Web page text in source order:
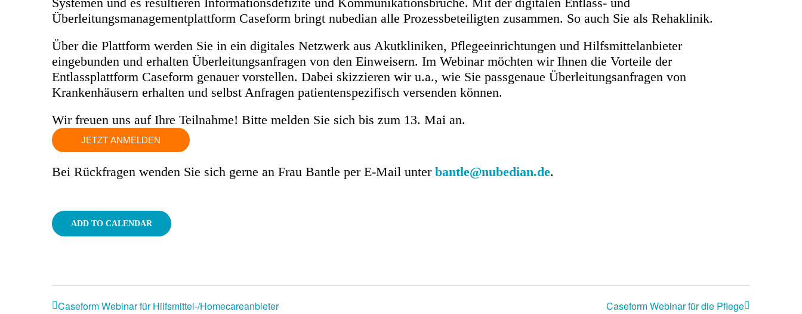
Überleitungsmanagementplattform Caseform bringt nubedian alle Prozessbeteiligten zusammen. So auch Sie als Rehaklinik.
Über die Plattform werden Sie in ein digitales Netzwerk aus Akutkliniken, Pflegeeinrichtungen und Hilfsmittelanbieter
eingebunden und erhalten Überleitungsanfragen von den Einweisern. Im Webinar möchten wir Ihnen die Vorteile der
Entlassplattform Caseform genauer vorstellen. Dabei skizzieren wir u.a., wie Sie passgenaue Überleitungsanfragen von
Krankenhäusern erhalten und selbst Anfragen patientenspezifisch versenden können.
Wir freuen uns auf Ihre Teilnahme! Bitte melden Sie sich bis zum 13. Mai an.
JETZT ANMELDEN
Bei Rückfragen wenden Sie sich gerne an Frau Bantle per E-Mail unter bantle@nubedian.de.
ADD TO CALENDAR
Caseform Webinar für Hilfsmittel-/Homecareanbieter Caseform Webinar für die Pflege